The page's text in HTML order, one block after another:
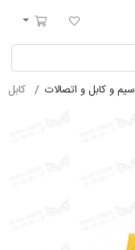
لیست مورد علاقه
سبد خرید
سیم و کابل و اتصالات کابل